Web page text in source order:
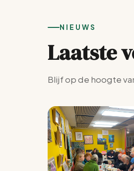
NIEUWS
Laatste
Blijf op de hoogte